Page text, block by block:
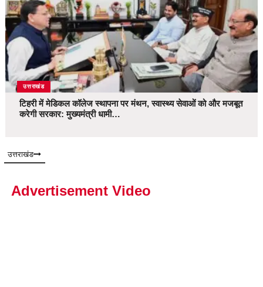
उत्तराखंड
टिहरी में मेडिकल कॉलेज स्थापना पर मंथन, स्वास्थ्य सेवाओं को और मजबूत
करेगी सरकार: मुख्यमंत्री धामी…
उत्तराखंड
Advertisement Video